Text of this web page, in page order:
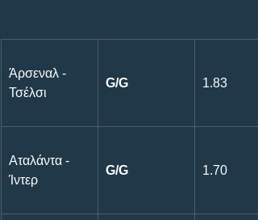
Άρσεναλ -
Τσέλσι
G/G 1.83
Αταλάντα -
Ίντερ
G/G 1.70